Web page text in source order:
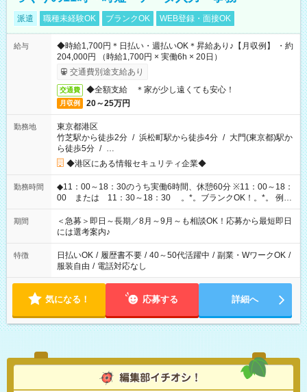
派遣 職種未経験OK ブランクOK WEB登録・面接OK
給与
◆時給1,700円＊日払い・週払いOK＊昇給あり♪【月収例】 ・約
204,000円 （時給1,700円 × 実働6h × 20日）
交通費別途支給あり
交通費 ◆全額支給 ＊家が少し遠くても安心！
月収例 20～25万円
勤務地
東京都港区
竹芝駅から徒歩2分 / 浜松町駅から徒歩4分 / 大門(東京都)駅か
ら徒歩5分 / …
◆港区にある情報セキュリティ企業◆
勤務時間
◆11：00～18：30のうち実働6時間、休憩60分 ※11：00～18：
00 または 11：30～18：30 。*。ブランクOK！。*。 例え
ば前職が、 在宅/財団法人/事務/コールセンター/受付/販売/カフェ
スタッフ スイーツ販売/ホテルフロント/化粧品販売/など 様々な
業界から入社して活躍されています♪
期間
＜急募＞即日～長期／8月～9月～も相談OK！応募から最短即日
には選考案内♪
特徴 日払いOK / 履歴書不要 / 40～50代活躍中 / 副業・WワークOK /
服装自由 / 電話対応なし
気になる！ 応募する 詳細へ